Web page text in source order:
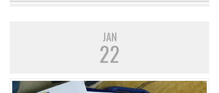
JAN
22